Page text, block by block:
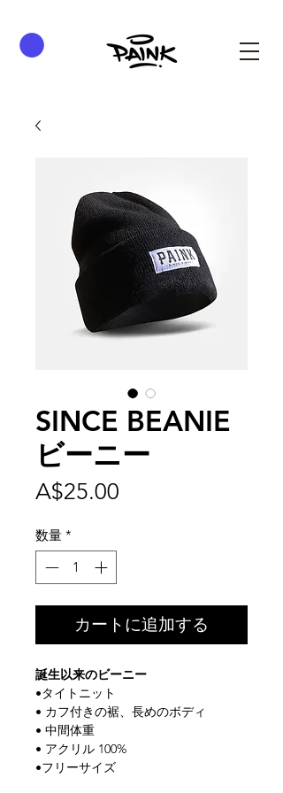
SINCE BEANIE
ビーニー
A$25.00
数量 *
カートに追加する
誕生以来のビーニー
•タイトニット
• カフ付きの裾、長めのボディ
• 中間体重
• アクリル 100%
•フリーサイズ